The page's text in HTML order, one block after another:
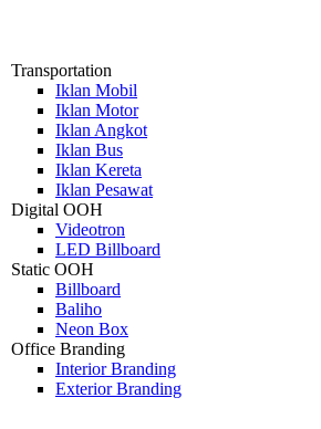
Transportation
Iklan Mobil
Iklan Motor
Iklan Angkot
Iklan Bus
Iklan Kereta
Iklan Pesawat
Digital OOH
Videotron
LED Billboard
Static OOH
Billboard
Baliho
Neon Box
Office Branding
Interior Branding
Exterior Branding